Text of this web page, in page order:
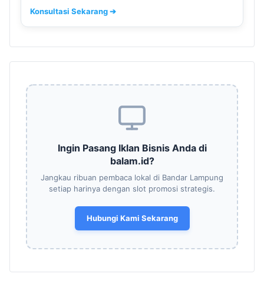
Konsultasi Sekarang ➔
Ingin Pasang Iklan Bisnis Anda di
balam.id?
Jangkau ribuan pembaca lokal di Bandar Lampung
setiap harinya dengan slot promosi strategis.
Hubungi Kami Sekarang